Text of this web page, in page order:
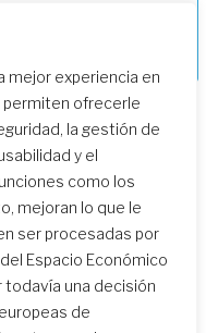
mejor experiencia en
ofrecerle
la gestión de
y el
como los
mejoran lo que le
ser procesadas por
Espacio Económico
todavía una decisión
de
de